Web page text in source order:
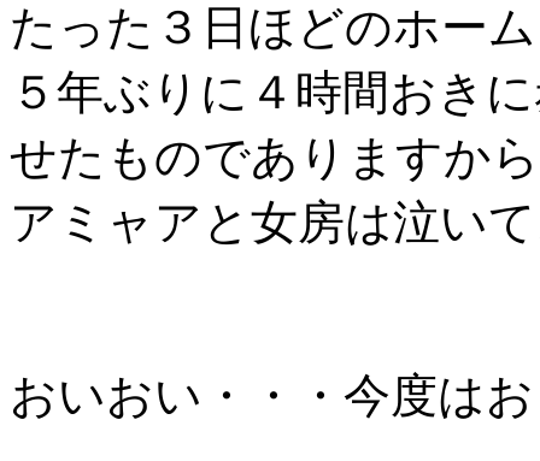
たった３日ほどのホー
５年ぶりに４時間おき
せたものでありますか
アミャアと女房は泣い
おいおい・・・今度は